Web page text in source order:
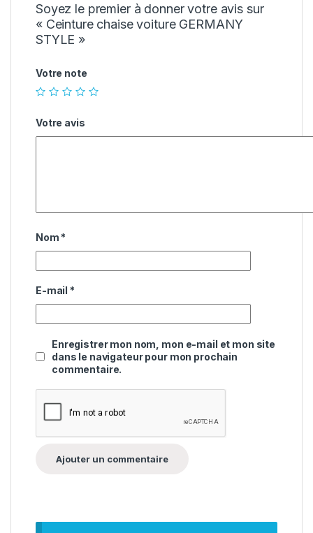
Soyez le premier à donner votre avis sur
« Ceinture chaise voiture GERMANY
STYLE »
Votre note
Votre avis
Nom *
E-mail *
Enregistrer mon nom, mon e-mail et mon site
dans le navigateur pour mon prochain
commentaire.